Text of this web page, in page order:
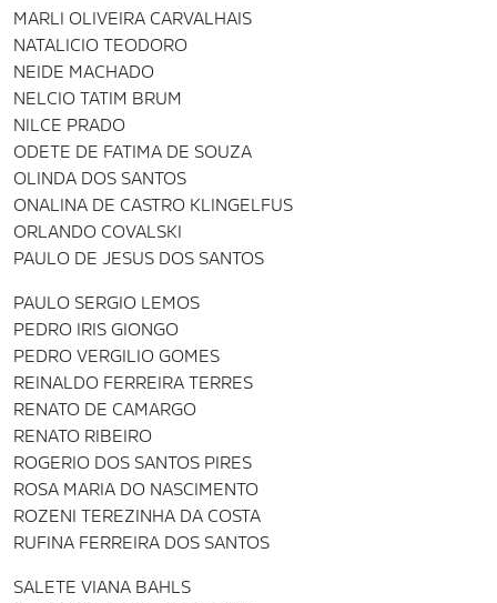
MARLI OLIVEIRA CARVALHAIS
NATALICIO TEODORO
NEIDE MACHADO
NELCIO TATIM BRUM
NILCE PRADO
ODETE DE FATIMA DE SOUZA
OLINDA DOS SANTOS
ONALINA DE CASTRO KLINGELFUS
ORLANDO COVALSKI
PAULO DE JESUS DOS SANTOS
PAULO SERGIO LEMOS
PEDRO IRIS GIONGO
PEDRO VERGILIO GOMES
REINALDO FERREIRA TERRES
RENATO DE CAMARGO
RENATO RIBEIRO
ROGERIO DOS SANTOS PIRES
ROSA MARIA DO NASCIMENTO
ROZENI TEREZINHA DA COSTA
RUFINA FERREIRA DOS SANTOS
SALETE VIANA BAHLS